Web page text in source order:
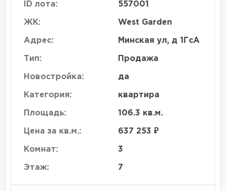
ID лота: 557001
ЖК: West Garden
Адрес: Минская ул, д 1ГсА
Тип: Продажа
Новостройка: да
Категория: квартира
Площадь: 106.3 кв.м.
Цена за кв.м.: 637 253 ₽
Комнат: 3
Этаж: 7